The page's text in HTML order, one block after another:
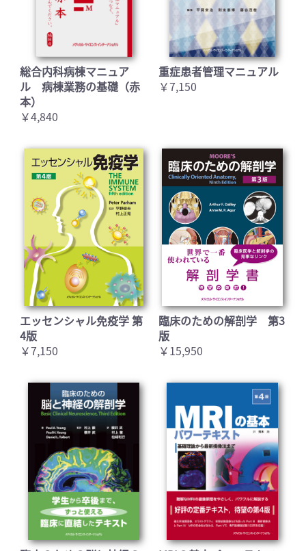
総合内科病棟マニュア
ル 病棟業務の基礎（赤
本）
￥4,840
重症患者管理マニュアル
￥7,150
エッセンシャル免疫学 第
4版
￥7,150
臨床のための解剖学 第3
版
￥15,950